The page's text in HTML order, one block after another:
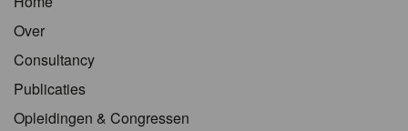
Over
Consultancy
Publicaties
Opleidingen & Congressen